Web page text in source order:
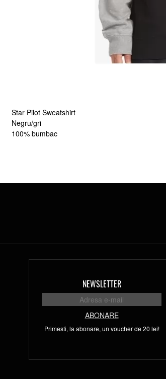
Star Pilot Sweatshirt
Negru/gri
100% bumbac
NEWSLETTER
ABONARE
Primesti, la abonare, un voucher de 20 lei!